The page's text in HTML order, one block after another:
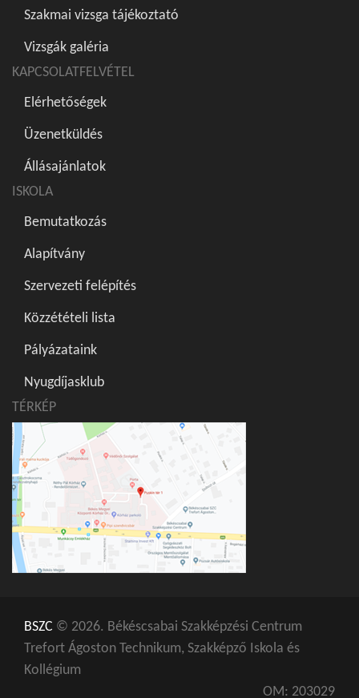
Szakmai vizsga tájékoztató
Vizsgák galéria
KAPCSOLATFELVÉTEL
Elérhetőségek
Üzenetküldés
Állásajánlatok
ISKOLA
Bemutatkozás
Alapítvány
Szervezeti felépítés
Közzétételi lista
Pályázataink
Nyugdíjasklub
TÉRKÉP
BSZC © 2026. Békéscsabai Szakképzési Centrum
Trefort Ágoston Technikum, Szakképző Iskola és
Kollégium
OM: 203029